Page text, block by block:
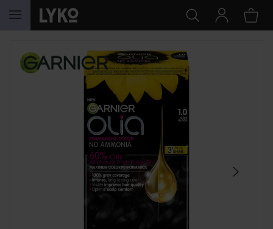
HOPPA TILL INNEHÅLLET
HOPPA ÖVER SEKTIONEN